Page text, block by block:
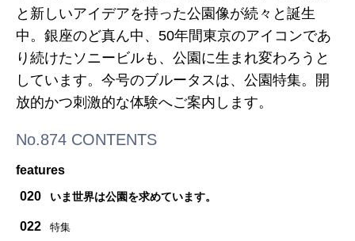
と新しいアイデアを持った公園像が続々と誕生
中。銀座のど真ん中、50年間東京のアイコンであ
り続けたソニービルも、公園に生まれ変わろうと
しています。今号のブルータスは、公園特集。開
放的かつ刺激的な体験へご案内します。
No.874 CONTENTS
features
020
いま世界は公園を求めています。
022 特集